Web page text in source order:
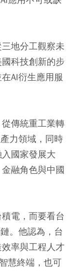
地分工觀察未
科技創新的步
AI衍生應用服
傳統重工業轉
力領域，同時
國家發展大
融角色與中國
電，而要看台
。他認為，台
率與工程人才
慧終端，也可